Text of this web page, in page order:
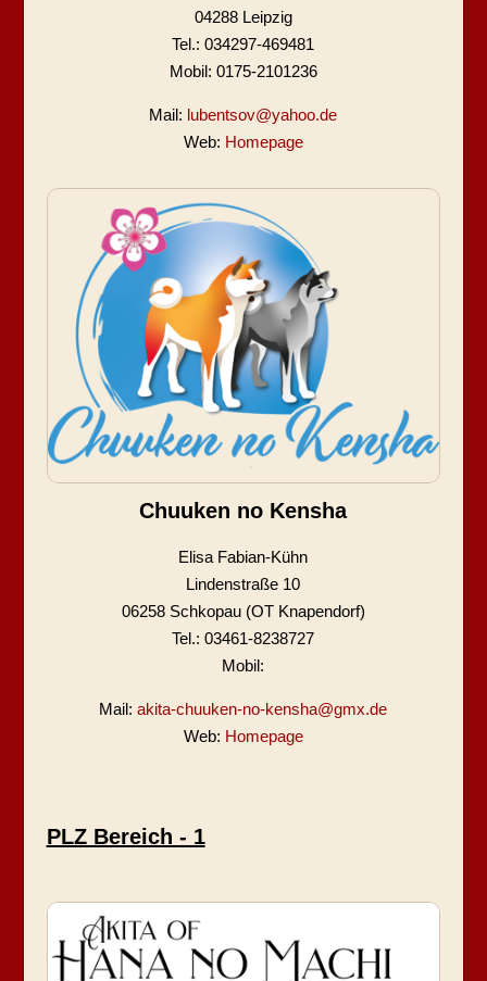
04288 Leipzig
Tel.: 034297-469481
Mobil: 0175-2101236
Mail: lubentsov@yahoo.de
Web: Homepage
Chuuken no Kensha
Elisa Fabian-Kühn
Lindenstraße 10
06258 Schkopau (OT Knapendorf)
Tel.: 03461-8238727
Mobil:
Mail:akita-chuuken-no-kensha@gmx.de
Web: Homepage
PLZ Bereich - 1